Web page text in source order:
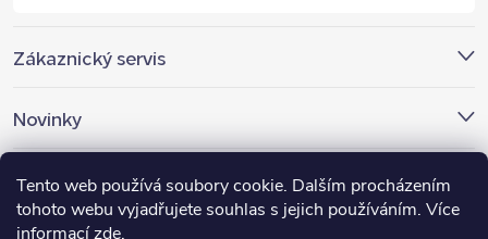
Tento web používá soubory cookie. Dalším procházením
tohoto webu vyjadřujete souhlas s jejich používáním. Více
informacízde.
Zákaznický servis
Novinky
Nákupní košík